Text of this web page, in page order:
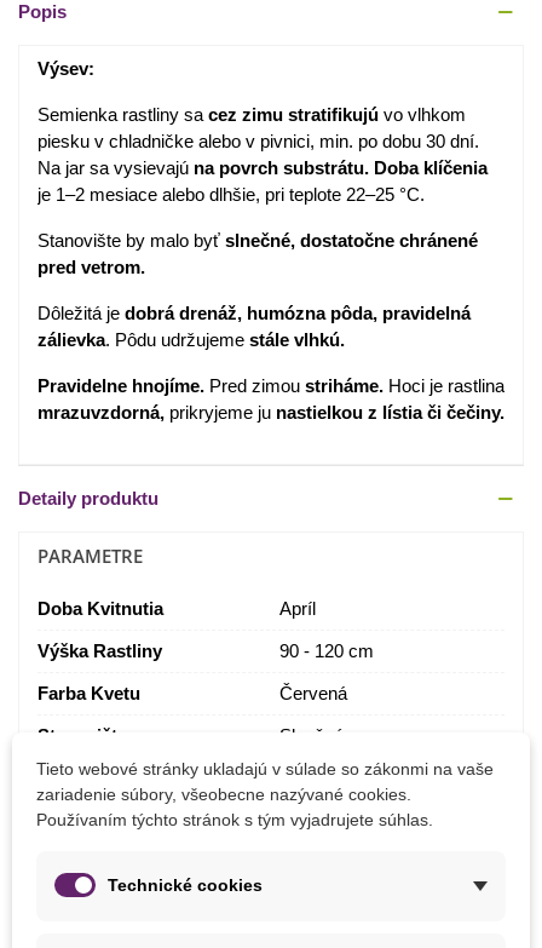
Popis
Výsev:
Semienka rastliny sa cez zimu stratifikujú vo vlhkom
piesku v chladničke alebo v pivnici, min. po dobu 30 dní.
Na jar sa vysievajú na povrch substrátu. Doba klíčenia
je 1–2 mesiace alebo dlhšie, pri teplote 22–25 °C.
Stanovište by malo byť slnečné, dostatočne chránené
pred vetrom.
Dôležitá je dobrá drenáž, humózna pôda, pravidelná
zálievka. Pôdu udržujeme stále vlhkú.
Pravidelne hnojíme. Pred zimou striháme. Hoci je rastlina
mrazuvzdorná, prikryjeme ju nastielkou z lístia či čečiny.
Detaily produktu
PARAMETRE
Doba Kvitnutia Apríl
Výška Rastliny 90 - 120 cm
Farba Kvetu Červená
Stanovište Slnečné
Výrobca SemenaOnline
BIO Kvalita Nie
MOHLI BYSTE EŠTE POTREBOVAŤ
Tieto webové stránky ukladajú v súlade so zákonmi na vaše
zariadenie súbory, všeobecne nazývané cookies.
Používaním týchto stránok s tým vyjadrujete súhlas.
Technické cookies